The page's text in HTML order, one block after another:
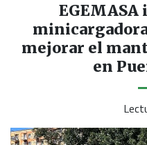
mejorar el
en